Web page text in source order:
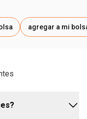
agregar a mi